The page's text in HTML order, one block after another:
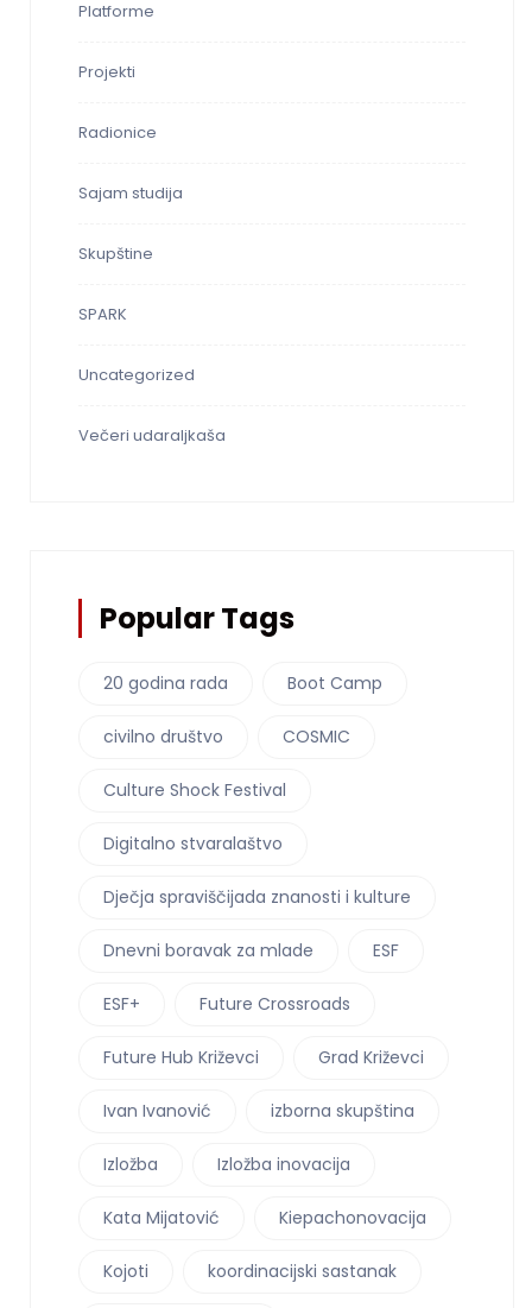
Platforme
Projekti
Radionice
Sajam studija
Skupštine
SPARK
Uncategorized
Večeri udaraljkaša
Popular Tags
20 godina rada Boot Camp
civilno društvo COSMIC
Culture Shock Festival
Digitalno stvaralaštvo
Dječja spraviščijada znanosti i kulture
Dnevni boravak za mlade ESF
ESF+ Future Crossroads
Future Hub Križevci Grad Križevci
Ivan Ivanović izborna skupština
Izložba Izložba inovacija
Kata Mijatović Kiepachonovacija
Kojoti koordinacijski sastanak